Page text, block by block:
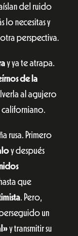
del ruido
lo necesitas y
perspectiva.
y ya te atrapa.
de la
al agujero
rusa. Primero
y después
que
. Pero,
un
y transmitir su